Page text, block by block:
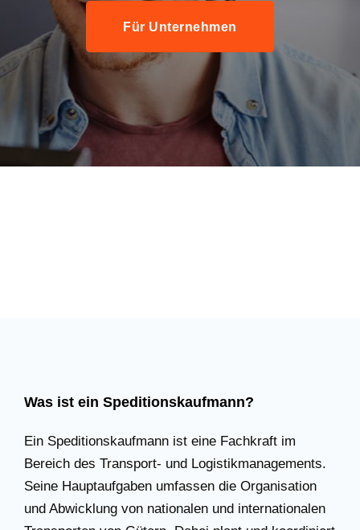
Für Unternehmen
Was ist ein Speditionskaufmann?
Ein Speditionskaufmann ist eine Fachkraft im
Bereich des Transport- und Logistikmanagements.
Seine Hauptaufgaben umfassen die Organisation
und Abwicklung von nationalen und internationalen